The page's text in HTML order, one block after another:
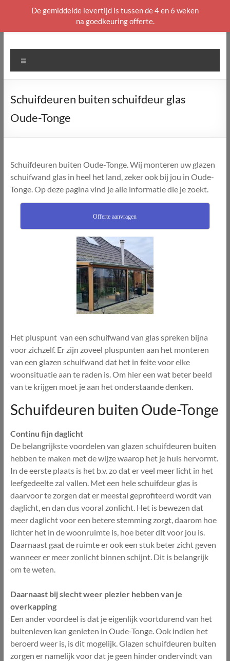
naar
Schuifdeuren buiten schuifdeur glas
Oude-Tonge
Schuifdeuren buiten Oude-Tonge. Wij monteren uw glazen
schuifwand glas in heel het land, zeker ook bij jou in Oude-
Tonge. Op deze pagina vind je alle informatie die je zoekt.
Offerte aanvragen
Het pluspunt van een schuifwand van glas spreken bijna
voor zichzelf. Er zijn zoveel pluspunten aan het monteren
van een glazen schuifwand dat het in feite voor elke
woonsituatie aan te raden is. Om hier een wat beter beeld
van te krijgen moet je aan het onderstaande denken.
Schuifdeuren buiten Oude-Tonge
Continu fijn daglicht
De belangrijkste voordelen van glazen schuifdeuren buiten
hebben te maken met de wijze waarop het je huis hervormt.
In de eerste plaats is het b.v. zo dat er veel meer licht in het
leefgedeelte zal vallen. Met een hele schuifdeur glas is
daarvoor te zorgen dat er meestal geprofiteerd wordt van
daglicht, en dan dus vooral zonlicht. Het is bewezen dat
meer daglicht voor een betere stemming zorgt, daarom hoe
lichter het in de woonruimte is, hoe beter dit voor jou is.
Daarnaast gaat de ruimte er ook een stuk beter zicht geven
wanneer er meer zonlicht binnen schijnt. Dit is belangrijk
om te weten.
Daarnaast bij slecht weer plezier hebben van je
overkapping
Een ander voordeel is dat je eigenlijk voortdurend van het
buitenleven kan genieten in Oude-Tonge. Ook indien het
beroerd weer is, is dit mogelijk. Glazen schuifdeuren buiten
zorgen er namelijk voor dat je geen hinder ondervindt van
De gemiddelde levertijd is tussen de 4 en 6 weken
na goedkeuring offerte.